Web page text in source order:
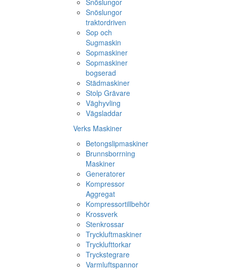
Snöslungor
Snöslungor
traktordriven
Sop och
Sugmaskin
Sopmaskiner
Sopmaskiner
bogserad
Städmaskiner
Stolp Grävare
Väghyvling
Vägsladdar
Verks Maskiner
Betongslipmaskiner
Brunnsborrning
Maskiner
Generatorer
Kompressor
Aggregat
Kompressortillbehör
Krossverk
Stenkrossar
Tryckluftmaskiner
Trycklufttorkar
Tryckstegrare
Varmluftspannor